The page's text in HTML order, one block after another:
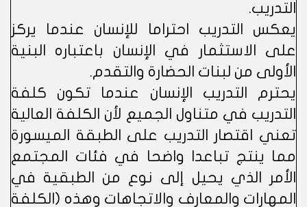
التدريب.
يعكس التدريب احتراما للإنسان عندما يركز
على الاستثمار في الإنسان باعتباره البنية
الأولى من لبنات الحضارة والتقدم.
يحترم التدريب الإنسان عندما تكون كلفة
التدريب في متناول الجميع لأن الكلفة العالية
تعني اقتصار التدريب على الطبقة الميسورة
مما ينتج تباعدا واضحا في فئات المجتمع
الأمر الذي يحيل إلى نوع من الطبقية في
المهارات والمعارف والاتجاهات وهذه (الكلفة